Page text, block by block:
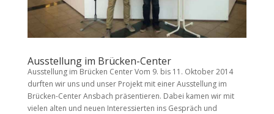
Ausstellung im Brücken-Center
Ausstellung im Brücken Center Vom 9. bis 11. Oktober 2014
durften wir uns und unser Projekt mit einer Ausstellung im
Brücken-Center Ansbach präsentieren. Dabei kamen wir mit
vielen alten und neuen Interessierten ins Gespräch und